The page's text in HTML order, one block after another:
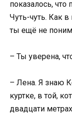
показалось, что
Чуть-чуть. Как в
ты ещё не
– Ты уверена,
– Лена. Я знаю
куртке, в той,
двадцати